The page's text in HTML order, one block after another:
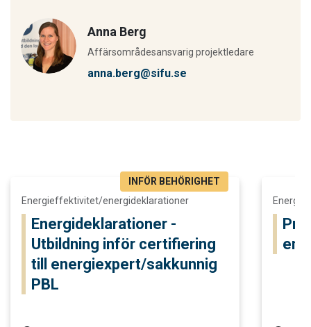
Anna Berg
Affärsområdesansvarig projektledare
anna.berg@sifu.se
Läs mer och boka Energideklarationer - Utbildning inför
INFÖR BEHÖRIGHET
Energieffektivitet/energideklarationer
Energideklarationer -
Utbildning inför certifiering
till energiexpert/sakkunnig
PBL